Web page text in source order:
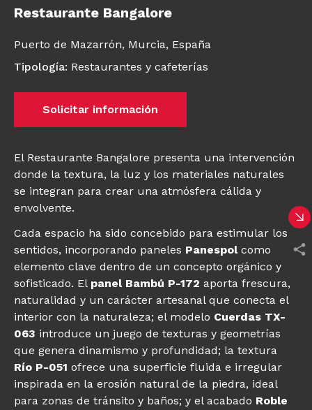
Restaurante Bangalore
Puerto de Mazarrón, Murcia, España
Tipología: Restaurantes y cafeterías
Solicitar información
El Restaurante Bangalore presenta una intervención
donde la textura, la luz y los materiales naturales
se integran para crear una atmósfera cálida y
envolvente.
Cada espacio ha sido concebido para estimular los
sentidos, incorporando paneles Panespol como
elemento clave dentro de un concepto orgánico y
sofisticado. El panel Bambú P-172 aporta frescura,
naturalidad y un carácter artesanal que conecta el
interior con la naturaleza; el modelo Cuerdas TX-
063 introduce un juego de texturas y geometrías
que genera dinamismo y profundidad; la textura
Río P-051 ofrece una superficie fluida e irregular
inspirada en la erosión natural de la piedra, ideal
para zonas de tránsito y baños; y el acabado Roble